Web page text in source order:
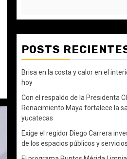
POSTS
Brisa en la costa y calor en el
hoy
Con el respaldo de la Presidenta
Renacimiento Maya fortalece la
yucatecas
Exige el regidor Diego Carrera
de los espacios públicos y